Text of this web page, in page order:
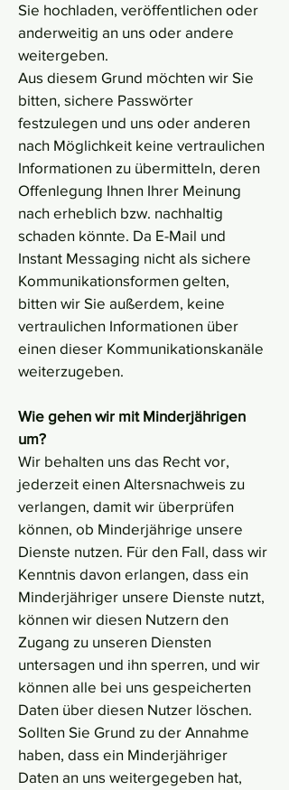
Sie hochladen, veröffentlichen oder
anderweitig an uns oder andere
weitergeben.
Aus diesem Grund möchten wir Sie
bitten, sichere Passwörter
festzulegen und uns oder anderen
nach Möglichkeit keine vertraulichen
Informationen zu übermitteln, deren
Offenlegung Ihnen Ihrer Meinung
nach erheblich bzw. nachhaltig
schaden könnte. Da E-Mail und
Instant Messaging nicht als sichere
Kommunikationsformen gelten,
bitten wir Sie außerdem, keine
vertraulichen Informationen über
einen dieser Kommunikationskanäle
weiterzugeben.
Wie gehen wir mit Minderjährigen
um?
Wir behalten uns das Recht vor,
jederzeit einen Altersnachweis zu
verlangen, damit wir überprüfen
können, ob Minderjährige unsere
Dienste nutzen. Für den Fall, dass wir
Kenntnis davon erlangen, dass ein
Minderjähriger unsere Dienste nutzt,
können wir diesen Nutzern den
Zugang zu unseren Diensten
untersagen und ihn sperren, und wir
können alle bei uns gespeicherten
Daten über diesen Nutzer löschen.
Sollten Sie Grund zu der Annahme
haben, dass ein Minderjähriger
Daten an uns weitergegeben hat,